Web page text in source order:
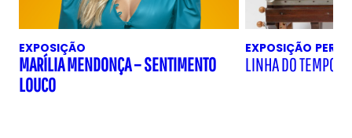
EXPOSIÇÃO
MARÍLIA MENDONÇA – SENTIMENTO
LOUCO
EXPOSIÇÃO
LINHA DO TEMPO